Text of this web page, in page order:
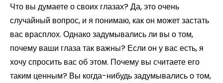
Что вы думаете о своих глазах? Да, это очень
случайный вопрос, и я понимаю, как он может застать
вас врасплох. Однако задумывались ли вы о том,
почему ваши глаза так важны? Если он у вас есть, я
хочу спросить вас об этом. Почему вы считаете его
таким ценным? Вы когда-нибудь задумывались о том,